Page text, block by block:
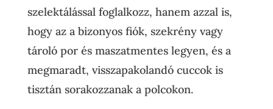
szelektálással foglalkozz, hanem azzal is,
hogy az a bizonyos fiók, szekrény vagy
tároló por és maszatmentes legyen, és a
megmaradt, visszapakolandó cuccok is
tisztán sorakozzanak a polcokon.